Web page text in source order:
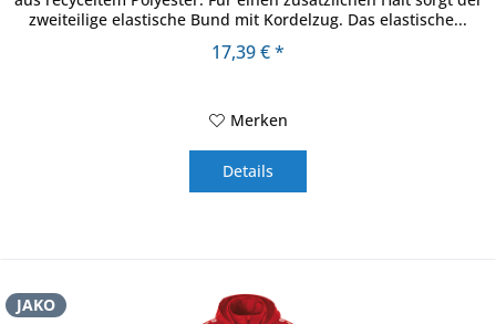
zweiteilige elastische Bund mit Kordelzug. Das elastische...
17,39 € *
Merken
Details
JAKO